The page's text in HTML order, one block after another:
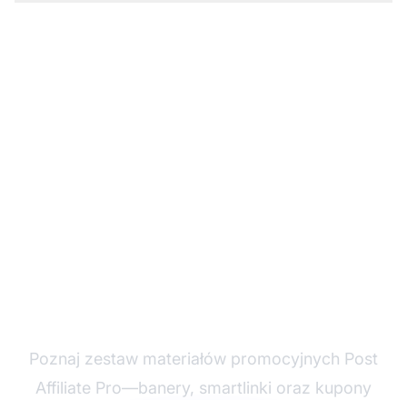
Poznaj zestaw materiałów promocyjnych Post
Affiliate Pro—banery, smartlinki oraz kupony